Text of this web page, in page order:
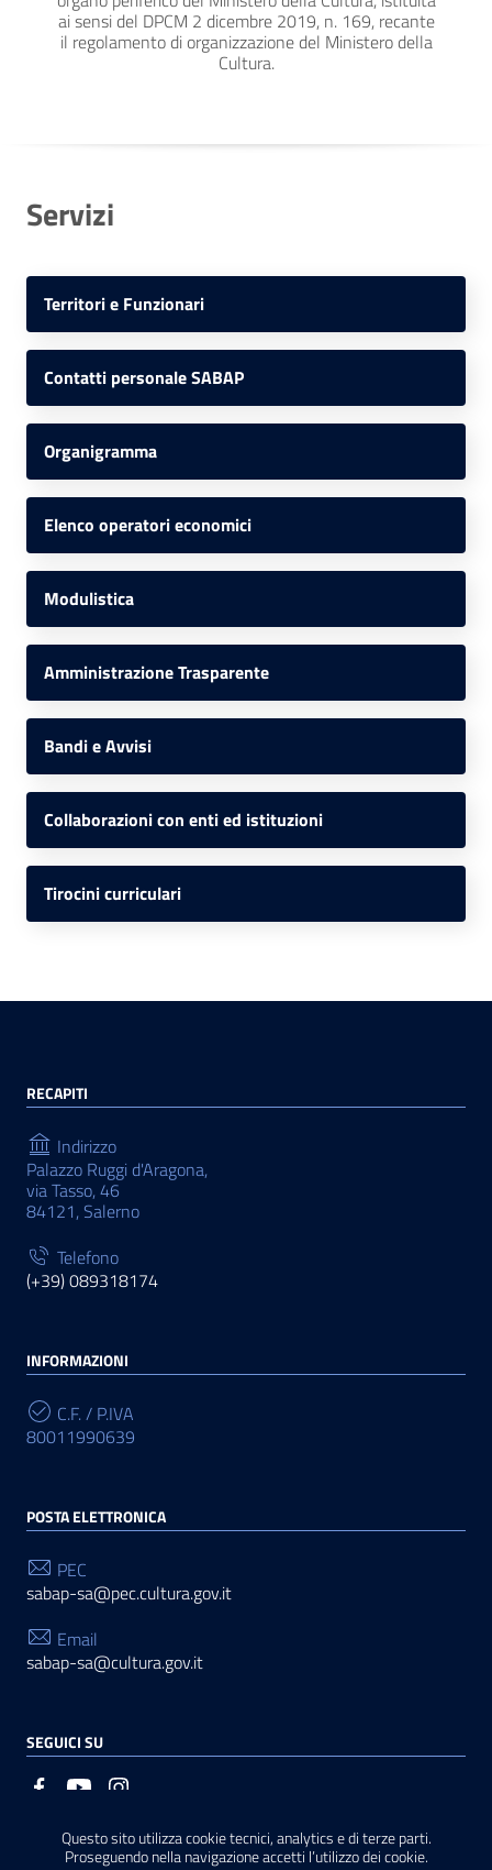
Questo sito utilizza cookie tecnici, analytics e di terze parti.
Proseguendo nella navigazione accetti l’utilizzo dei cookie.
ai sensi del DPCM 2 dicembre 2019, n. 169, recante
il regolamento di organizzazione del Ministero della
Cultura.
Servizi
Territori e Funzionari
Contatti personale SABAP
Organigramma
Elenco operatori economici
Modulistica
Amministrazione Trasparente
Bandi e Avvisi
Collaborazioni con enti ed istituzioni
Tirocini curriculari
RECAPITI
Indirizzo
Palazzo Ruggi d'Aragona,
via Tasso, 46
84121, Salerno
Telefono
(+39) 089318174
INFORMAZIONI
C.F. / P.IVA
80011990639
POSTA ELETTRONICA
PEC
sabap-sa@pec.cultura.gov.it
Email
sabap-sa@cultura.gov.it
SEGUICI SU
Sezione Link Utili
Privacy | Cookie policy | Note legali | Contatti |Basato